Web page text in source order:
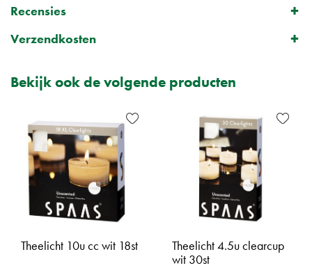
Recensies
Verzendkosten
Bekijk ook de volgende producten
Theelicht 10u cc wit 18st
Theelicht 4.5u clearcup
wit 30st